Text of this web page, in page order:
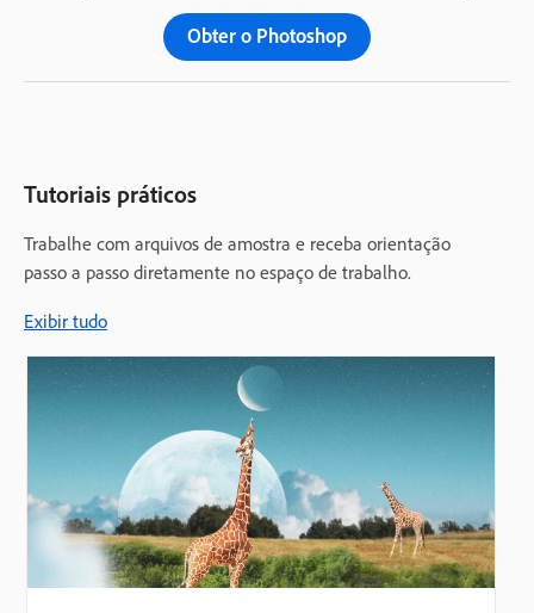
Obter o Photoshop
Tutoriais práticos
Trabalhe com arquivos de amostra e receba orientação
passo a passo diretamente no espaço de trabalho.
Exibir tudo